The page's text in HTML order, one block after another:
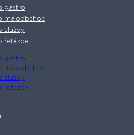
gastro
maloobchod
služby
řetězce
gastro
maloobchod
služby
řetězce